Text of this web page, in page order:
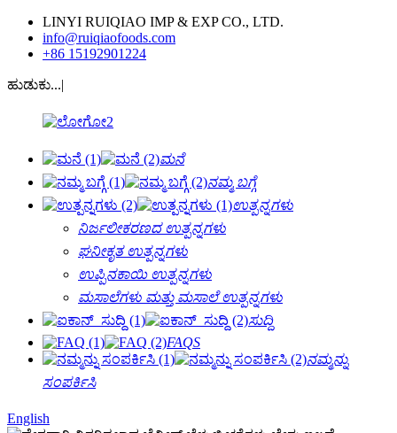
LINYI RUIQIAO IMP & EXP CO., LTD.
info@ruiqiaofoods.com
+86 15192901224
ಹುಡುಕು...|
ಮನೆ
ನಮ್ಮ ಬಗ್ಗೆ
ಉತ್ಪನ್ನಗಳು
ನಿರ್ಜಲೀಕರಣದ ಉತ್ಪನ್ನಗಳು
ಘನೀಕೃತ ಉತ್ಪನ್ನಗಳು
ಉಪ್ಪಿನಕಾಯಿ ಉತ್ಪನ್ನಗಳು
ಮಸಾಲೆಗಳು ಮತ್ತು ಮಸಾಲೆ ಉತ್ಪನ್ನಗಳು
ಸುದ್ದಿ
FAQS
ನಮ್ಮನ್ನು
ಸಂಪರ್ಕಿಸಿ
English